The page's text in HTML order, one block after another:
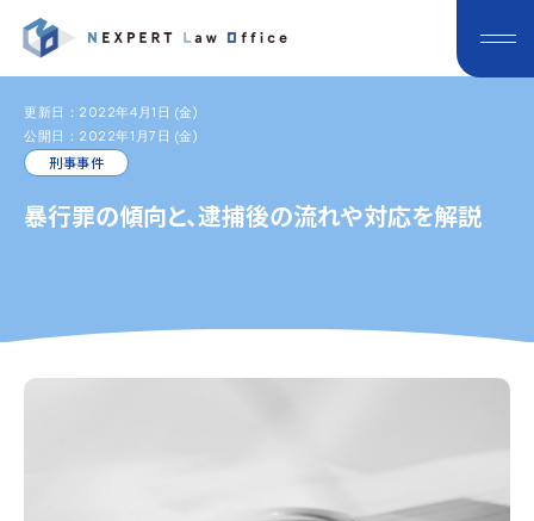
更新日：2022年4月1日 (金)
公開日：2022年1月7日 (金)
刑事事件
暴行罪の傾向と、逮捕後の流れや対応を解説